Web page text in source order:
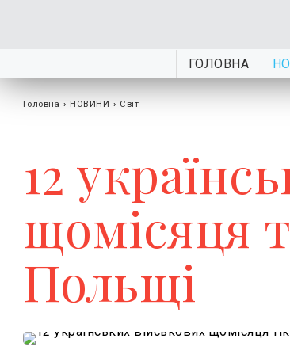
ГОЛОВНА
Головна › НОВИНИ › Світ
12
щомісяця
Польщі